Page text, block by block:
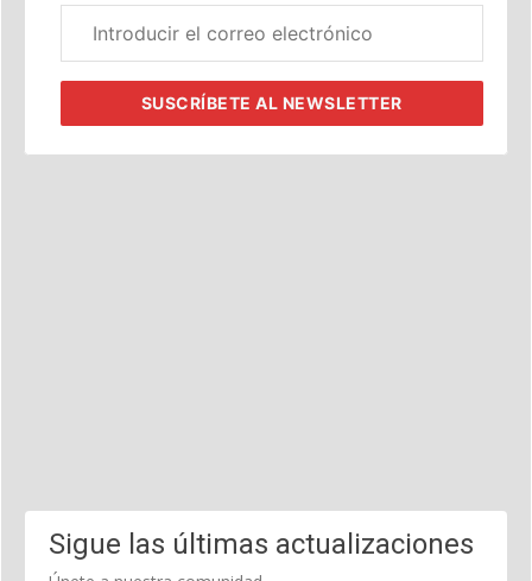
electrónico
SUSCRÍBETEAL NEWSLETTER
Sigue las últimas actualizaciones